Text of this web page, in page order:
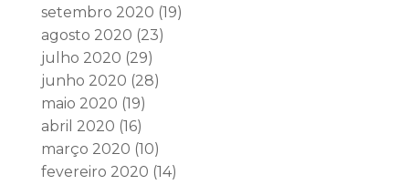
setembro 2020 (19)
agosto 2020 (23)
julho 2020 (29)
junho 2020 (28)
maio 2020 (19)
abril 2020 (16)
março 2020 (10)
fevereiro 2020 (14)